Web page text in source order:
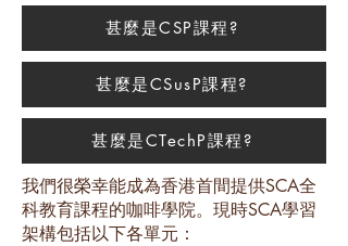
甚麼是CSP課程?
甚麼是CSusP課程?
甚麼是CTechP課程?
我們很榮幸能成為香港首間提供SCA全
科教育課程的咖啡學院。現時SCA學習
架構包括以下各單元：